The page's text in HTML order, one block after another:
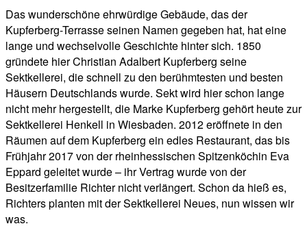
Das wunderschöne ehrwürdige Gebäude, das der
Kupferberg-Terrasse seinen Namen gegeben hat, hat eine
lange und wechselvolle Geschichte hinter sich. 1850
gründete hier Christian Adalbert Kupferberg seine
Sektkellerei, die schnell zu den berühmtesten und besten
Häusern Deutschlands wurde. Sekt wird hier schon lange
nicht mehr hergestellt, die Marke Kupferberg gehört heute zur
Sektkellerei Henkell in Wiesbaden. 2012 eröffnete in den
Räumen auf dem Kupferberg ein edles Restaurant, das bis
Frühjahr 2017 von der rheinhessischen Spitzenköchin Eva
Eppard geleitet wurde – ihr Vertrag wurde von der
Besitzerfamilie Richter nicht verlängert. Schon da hieß es,
Richters planten mit der Sektkellerei Neues, nun wissen wir
was.